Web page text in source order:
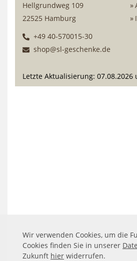
Hellgrundweg 109
22525 Hamburg
+49 40-570015-30
shop@sl-geschenke.de
Letzte Aktualisierung: 07.08.2026
Wir verwenden Cookies, um die
Cookies finden Sie in unserer
Zukunft hier widerrufen.